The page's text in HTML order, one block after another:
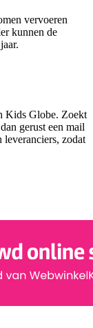
vervoeren
kunnen de
Kids Globe. Zoekt
gerust een mail
leveranciers, zodat